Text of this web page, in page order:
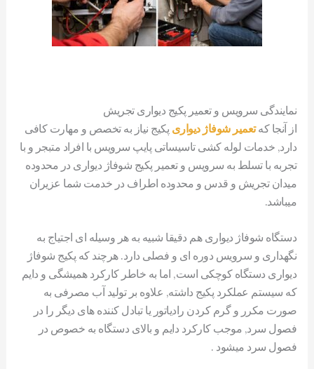
نمایندگی سرویس و تعمیر پکیج دیواری تجریش
از آنجا کهتعمیر شوفاژ دیواری پکیج نیاز به تخصص و مهارت کافی
دارد, خدمات لوله کشی تاسیساتی پایپ سرویس با افراد متبجر و با
تجربه با تسلط به سرویس و تعمیر پکیج شوفاژ دیواری در محدوده
میدان تجریش و قدس و محدوده اطراف در خدمت شما عزیران
میباشد.
دستگاه شوفاژ دیواری هم دقیقا شبیه به هر وسیله ای اجتیاج به
نگهداری و سرویس دوره ای و فصلی دارد. هرچند که پکیج شوفاژ
دیواری دستگاه کوچکی است, اما به خاطر کارکرد همیشگی و دایم
که سیستم عملکرد پکیج داشته, علاوه بر تولید آب مصرفی به
صورت مکرر و گرم کردن رادیاتور یا تبادل کننده های دیگر را در
فصول سرد, موجب کارکرد دایم و بالای دستگاه به خصوص در
فصول سرد میشود .